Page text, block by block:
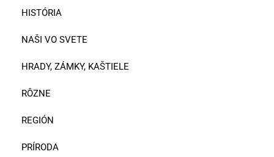
HISTÓRIA
NAŠI VO SVETE
HRADY, ZÁMKY, KAŠTIELE
RÔZNE
REGIÓN
PRÍRODA